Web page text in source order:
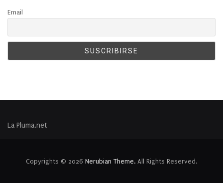
Email
La Pluma.net
Copyrights © 2026 Nerubian Theme. All Rights Reserved.